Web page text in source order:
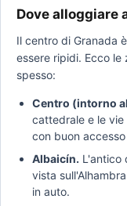
Dove alloggiare
Il centro di Granada
essere ripidi. Ecco
spesso:
Centro (intorno
cattedrale e le
con buon
Albaicín. L'antico
vista
in auto.